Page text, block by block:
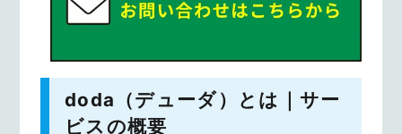
doda（デューダ）とは｜サー
ビスの概要